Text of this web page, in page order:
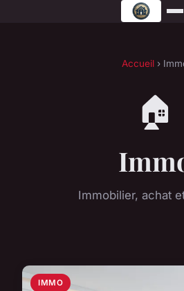
Accueil ›
🏠
Immobilier, achat
IMMO